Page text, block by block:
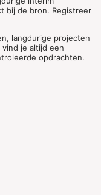
bij de bron. Registreer
langdurige projecten
vind je altijd een
opdrachten.